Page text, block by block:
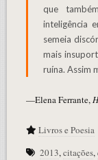
que
inteligência
semeia
mais
ruína. Assim
—Elena Ferrante,
Livros e Poesia
2013,citações,